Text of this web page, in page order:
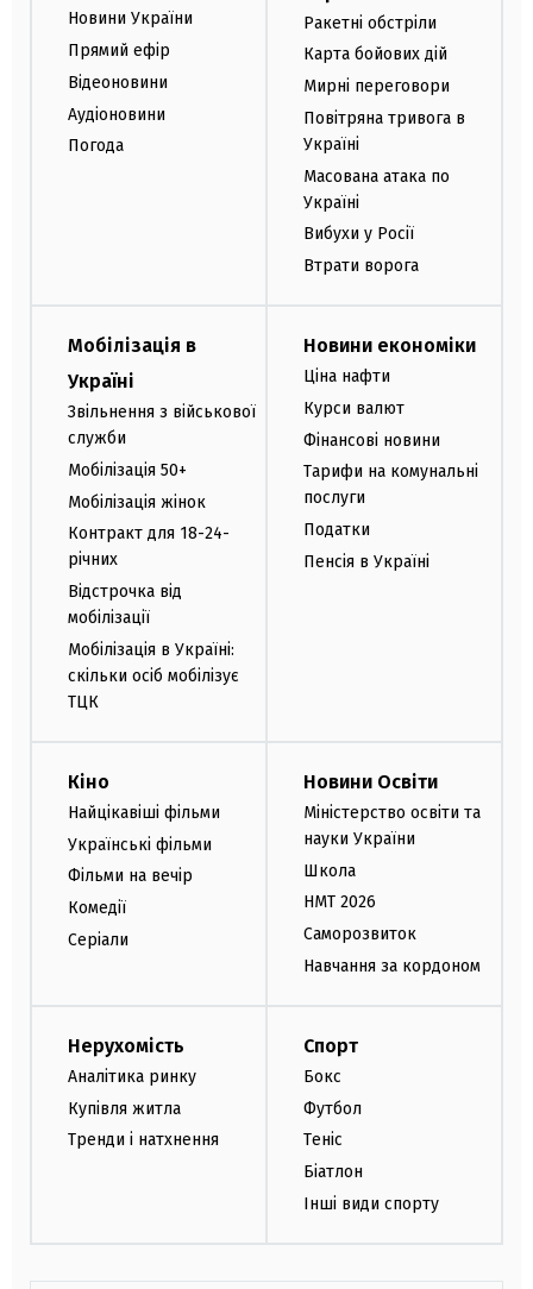
Новини України
Прямий ефір
Відеоновини
Аудіоновини
Погода
Ракетні обстріли
Карта бойових дій
Мирні переговори
Повітряна тривога в
Україні
Масована атака по
Україні
Вибухи у Росії
Втрати ворога
Мобілізація в
Україні
Звільнення з військової
служби
Мобілізація 50+
Мобілізація жінок
Контракт для 18-24-
річних
Відстрочка від
мобілізації
Мобілізація в Україні:
скільки осіб мобілізує
ТЦК
Новини економіки
Ціна нафти
Курси валют
Фінансові новини
Тарифи на комунальні
послуги
Податки
Пенсія в Україні
Кіно
Найцікавіші фільми
Українські фільми
Фільми на вечір
Комедії
Серіали
Новини Освіти
Міністерство освіти та
науки України
Школа
НМТ 2026
Саморозвиток
Навчання за кордоном
Нерухомість
Аналітика ринку
Купівля житла
Тренди і натхнення
Спорт
Бокс
Футбол
Теніс
Біатлон
Інші види спорту